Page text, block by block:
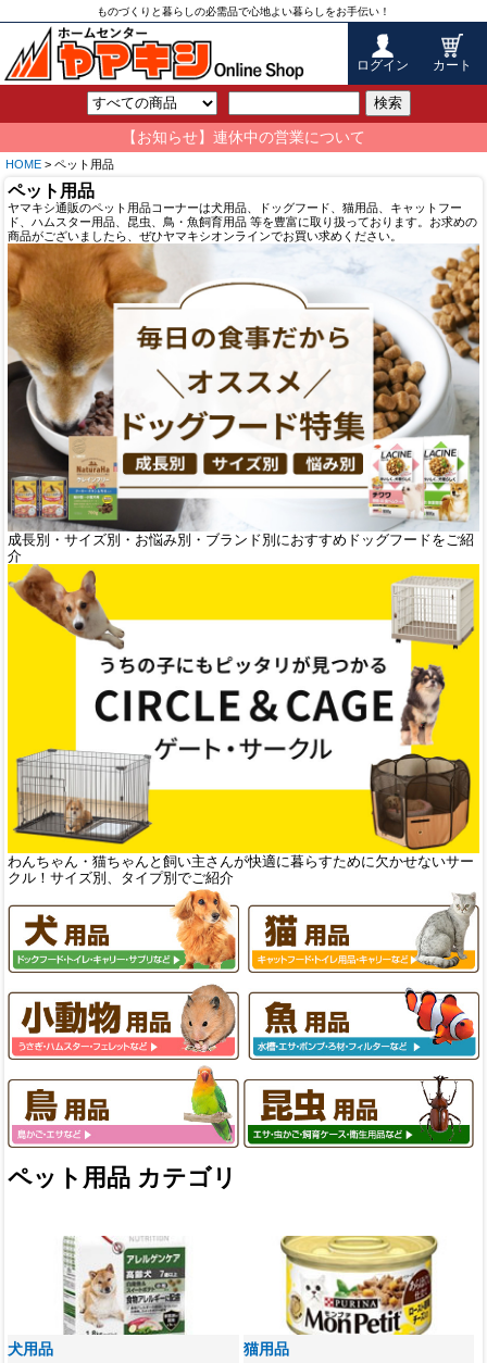
ものづくりと暮らしの必需品で心地よい暮らしをお手伝い！
ログイン カート
検索
【お知らせ】連休中の営業について
HOME > ペット用品
ペット用品
ヤマキシ通販のペット用品コーナーは犬用品、ドッグフード、猫用品、キャットフー
ド、ハムスター用品、昆虫、鳥・魚飼育用品 等を豊富に取り扱っております。お求めの
商品がございましたら、ぜひヤマキシオンラインでお買い求めください。
成長別・サイズ別・お悩み別・ブランド別におすすめドッグフードをご紹
介
わんちゃん・猫ちゃんと飼い主さんが快適に暮らすために欠かせないサー
クル！サイズ別、タイプ別でご紹介
ペット用品 カテゴリ
犬用品 猫用品